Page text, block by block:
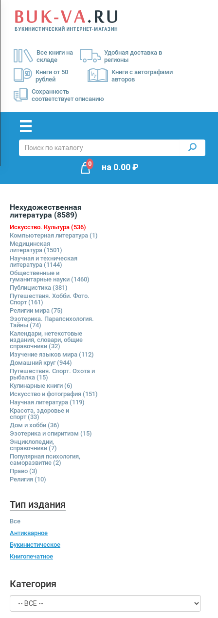
Все книги на
складе
Удобная доставка в
регионы
Книги от 50
рублей
Книги с автографами
авторов
Сохранность
соответствует описанию
Menu
Доставка
Оплата
0 на 0.00₽
Нехудожественная
литература (8589)
Искусство. Культура (536)
Компьютерная литература (1)
Медицинская
литература (1501)
Научная и техническая
литература (1144)
Общественные и
гуманитарные науки (1460)
Публицистика (381)
Путешествия. Хобби. Фото.
Спорт(161)
Религии мира (75)
Эзотерика. Парапсихология.
Тайны (74)
Календари, нетекстовые
издания, словари, общие
справочники (32)
Изучение языков мира (112)
Домашний круг(944)
Путешествия. Спорт. Охота и
рыбалка (15)
Кулинарные книги (6)
Искусство и фотография (151)
Научная литература (119)
Красота, здоровье и
спорт(33)
Дом и хобби (36)
Эзотерика и спиритизм (15)
Энциклопедии,
справочники (7)
Популярная психология,
саморазвитие (2)
Право (3)
Религия (10)
Тип издания
Все
Антикварное
Букинистическое
Книгопечатное
Категория